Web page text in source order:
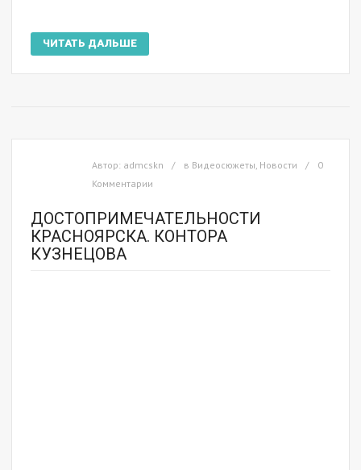
ЧИТАТЬ ДАЛЬШЕ
Автор: admcskn в Видеосюжеты, Новости
0
Комментарии
ДОСТОПРИМЕЧАТЕЛЬНОСТИ
КРАСНОЯРСКА. КОНТОРА
КУЗНЕЦОВА